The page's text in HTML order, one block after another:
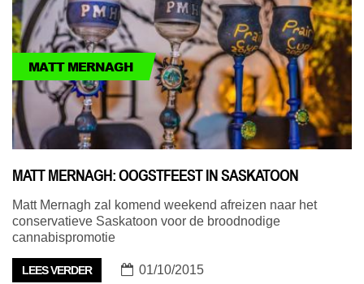
MATT MERNAGH
MATT MERNAGH: OOGSTFEEST IN SASKATOON
Matt Mernagh zal komend weekend afreizen naar het
conservatieve Saskatoon voor de broodnodige
cannabispromotie
LEES VERDER 01/10/2015